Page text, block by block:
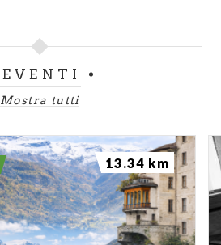
EVENTI
Mostra tutti
13.34 km